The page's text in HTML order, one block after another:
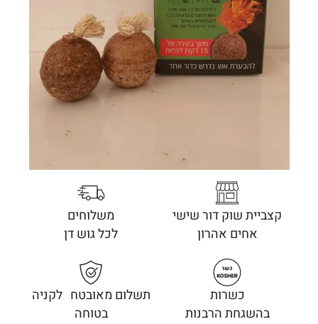
קצביית שוק דור שישי
אחים אהרון
משלוחים
לכל גוש דן
כשרות
בהשגחת הרבנות
תשלום מאובטח לקניה
בטוחה